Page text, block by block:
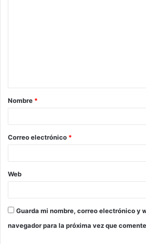
a
r
*
Nombre *
Correo electrónico *
Web
Guarda mi nombre, correo electrónico y
navegador para la próxima vez que